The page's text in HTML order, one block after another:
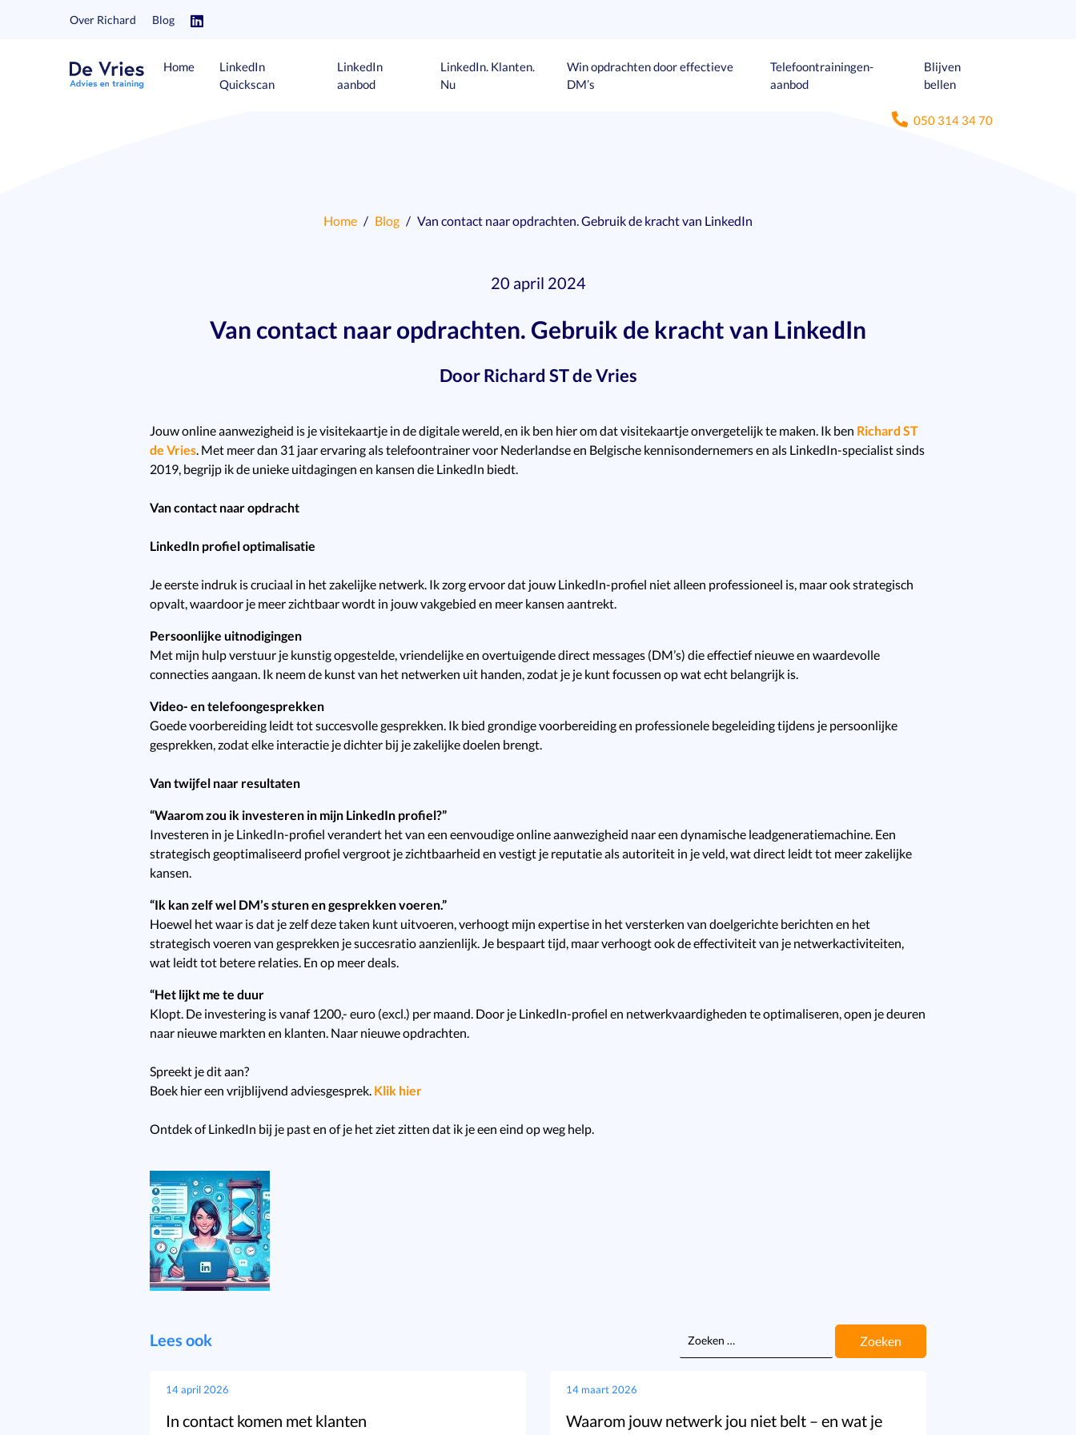
Over Richard Blog
Home
LinkedIn
Quickscan
LinkedIn
aanbod
LinkedIn. Klanten.
Nu
Win opdrachten door effectieve
DM’s
Telefoontrainingen-
aanbod
Blijven
bellen
050 314 34 70
Home Blog Van contact naar opdrachten. Gebruik de kracht van LinkedIn
20 april 2024
Van contact naar opdrachten. Gebruik de kracht van LinkedIn
Door Richard ST de Vries
Jouw online aanwezigheid is je visitekaartje in de digitale wereld, en ik ben hier om dat visitekaartje onvergetelijk te maken. Ik ben Richard ST
de Vries. Met meer dan 31 jaar ervaring als telefoontrainer voor Nederlandse en Belgische kennisondernemers en als LinkedIn-specialist sinds
2019, begrijp ik de unieke uitdagingen en kansen die LinkedIn biedt.
Van contact naar opdracht
LinkedIn profiel optimalisatie
Je eerste indruk is cruciaal in het zakelijke netwerk. Ik zorg ervoor dat jouw LinkedIn-profiel niet alleen professioneel is, maar ook strategisch
opvalt, waardoor je meer zichtbaar wordt in jouw vakgebied en meer kansen aantrekt.
Persoonlijke uitnodigingen
Met mijn hulp verstuur je kunstig opgestelde, vriendelijke en overtuigende direct messages (DM’s) die effectief nieuwe en waardevolle
connecties aangaan. Ik neem de kunst van het netwerken uit handen, zodat je je kunt focussen op wat echt belangrijk is.
Video- en telefoongesprekken
Goede voorbereiding leidt tot succesvolle gesprekken. Ik bied grondige voorbereiding en professionele begeleiding tijdens je persoonlijke
gesprekken, zodat elke interactie je dichter bij je zakelijke doelen brengt.
Van twijfel naar resultaten
“Waarom zou ik investeren in mijn LinkedIn profiel?”
Investeren in je LinkedIn-profiel verandert het van een eenvoudige online aanwezigheid naar een dynamische leadgeneratiemachine. Een
strategisch geoptimaliseerd profiel vergroot je zichtbaarheid en vestigt je reputatie als autoriteit in je veld, wat direct leidt tot meer zakelijke
kansen.
“Ik kan zelf wel DM’s sturen en gesprekken voeren.”
Hoewel het waar is dat je zelf deze taken kunt uitvoeren, verhoogt mijn expertise in het versterken van doelgerichte berichten en het
strategisch voeren van gesprekken je succesratio aanzienlijk. Je bespaart tijd, maar verhoogt ook de effectiviteit van je netwerkactiviteiten,
wat leidt tot betere relaties. En op meer deals.
“Het lijkt me te duur
Klopt. De investering is vanaf 1200,- euro (excl.) per maand. Door je LinkedIn-profiel en netwerkvaardigheden te optimaliseren, open je deuren
naar nieuwe markten en klanten. Naar nieuwe opdrachten.
Spreekt je dit aan?
Boek hier een vrijblijvend adviesgesprek. Klik hier
Ontdek of LinkedIn bij je past en of je het ziet zitten dat ik je een eind op weg help.
Lees ook
naar:
14 april 2026
In contact komen met klanten
14 maart 2026
Waarom jouw netwerk jou niet belt – en wat je